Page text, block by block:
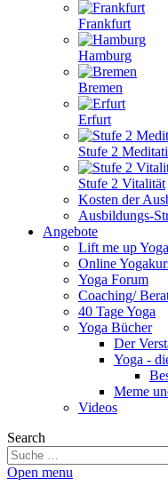
Frankfurt
Hamburg
Bremen
Erfurt
Stufe 2
Stufe 2 Vitalität
Kosten der
Ausbildungs-
Angebote
Lift me up Yoga
Online
Yoga Forum
Coaching/
40 Tage Yoga
Yoga Bücher
Der
Yoga -
Meme
Videos
Search
Open menu